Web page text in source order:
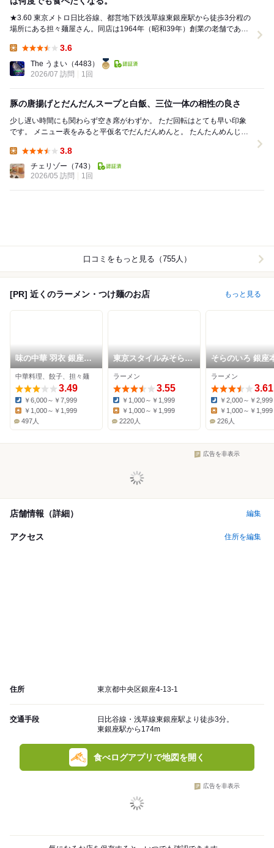
★3.60 東京メトロ日比谷線、都営地下鉄浅草線東銀座駅から徒歩3分程の
場所にある担々麺屋さん。同店は1964年（昭和39年）創業の老舗であ
3.6
The うまい （4483）
2026/07 訪問
1回
豚の唐揚げとだんだんスープと白飯、三位一体の相性の良さ
少し遅い時間にも関わらず空き席がわずか。 ただ回転はとても早い印象
です。 メニュー表をみると平仮名でだんだんめんと。 たんたんめんじゃ
3.8
チェリゾー （743）
2026/05 訪問
1回
口コミをもっと見る（755人）
[PR] 近くのラーメン・つけ麺のお店 もっと見る
味の中華 羽衣 銀座本
店
中華料理、餃子、担々麺
3.49
Dinner:
￥6,000～￥7,999
￥1,000～￥1,999
497人
東京スタイルみそらー
めん ど・みそ 京橋本
店
ラーメン
3.55
Dinner:
￥1,000～￥1,999
￥1,000～￥1,999
2220人
そらのいろ 銀座
ラーメン
3.61
Dinner:
￥2,000～￥2,999
￥1,000～￥1,999
226人
広告を非表示
店舗情報（詳細） 編集
アクセス 住所を編集
住所 東京都中央区銀座4-13-1
交通手段
日比谷線・浅草線東銀座駅より徒歩3分。
東銀座駅から174m
食べログアプリで地図を開く
広告を非表示